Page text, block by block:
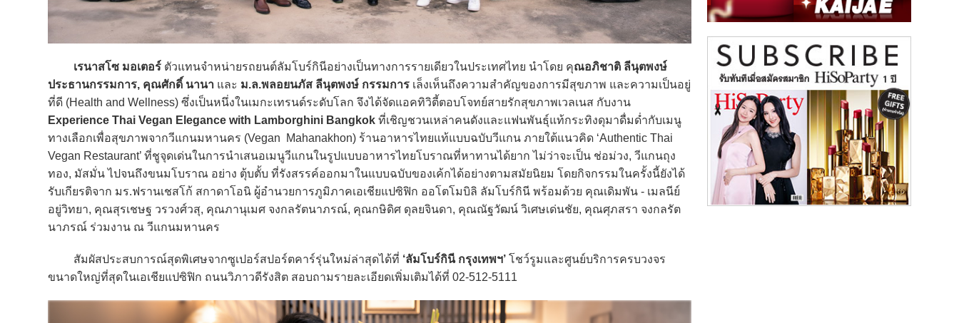
เรนาสโซ มอเตอร์ ตัวแทนจำหน่ายรถยนต์ลัมโบร์กินีอย่างเป็นทางการรายเดียวในประเทศไทย นำโดย คุณอภิชาติ ลีนุตพงษ์
ประธานกรรมการ, คุณศักดิ์ นานา และ ม.ล.พลอยนภัส ลีนุตพงษ์ กรรมการ เล็งเห็นถึงความสำคัญของการมีสุขภาพ และความเป็นอยู่
ที่ดี (Health and Wellness) ซึ่งเป็นหนึ่งในเมกะเทรนด์ระดับโลก จึงได้จัดแอคทิวิตี้ตอบโจทย์สายรักสุขภาพเวลเนส กับงาน
Experience Thai Vegan Elegance with Lamborghini Bangkok ที่เชิญชวนเหล่าคนดังและแฟนพันธุ์แท้กระทิงดุมาดื่มด่ำกับเมนู
ทางเลือกเพื่อสุขภาพจากวีแกนมหานคร (Vegan Mahanakhon) ร้านอาหารไทยแท้แบบฉบับวีแกน ภายใต้แนวคิด ‘Authentic Thai
Vegan Restaurant’ ที่ชูจุดเด่นในการนำเสนอเมนูวีแกนในรูปแบบอาหารไทยโบราณที่หาทานได้ยาก ไม่ว่าจะเป็น ช่อม่วง, วีแกนถุง
ทอง, มัสมั่น ไปจนถึงขนมโบราณ อย่าง ตุ้บตั้บ ที่รังสรรค์ออกมาในแบบฉบับของเค้กได้อย่างตามสมัยนิยม โดยกิจกรรมในครั้งนี้ยังได้
รับเกียรติจาก มร.ฟรานเชสโก้ สกาดาโอนิ ผู้อำนวยการภูมิภาคเอเชียแปซิฟิก ออโตโมบิลิ ลัมโบร์กินี พร้อมด้วย คุณเดิมพัน - เมลนีย์
อยู่วิทยา, คุณสุรเชษฐ วรวงศ์วสุ, คุณภานุเมศ จงกลรัตนาภรณ์, คุณกษิดิศ ดุลยจินดา, คุณณัฐวัฒน์ วิเศษเด่นชัย, คุณศุภสรา จงกลรัต
นาภรณ์ ร่วมงาน ณ วีแกนมหานคร
สัมผัสประสบการณ์สุดพิเศษจากซูเปอร์สปอร์ตคาร์รุ่นใหม่ล่าสุดได้ที่ ‘ลัมโบร์กินี กรุงเทพฯ’ โชว์รูมและศูนย์บริการครบวงจร
ขนาดใหญ่ที่สุดในเอเชียแปซิฟิก ถนนวิภาวดีรังสิต สอบถามรายละเอียดเพิ่มเติมได้ที่ 02-512-5111